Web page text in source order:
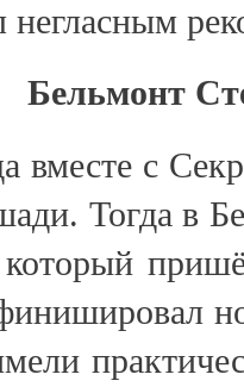
негласным
Бельмонт
вместе с
Тогда в